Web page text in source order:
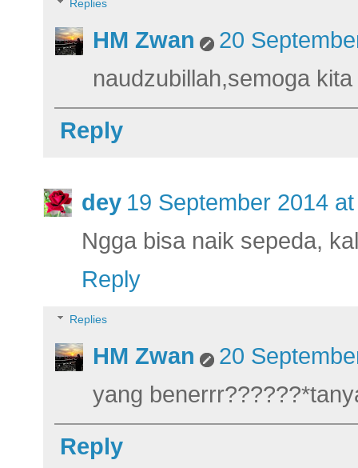
Replies
HM Zwan
20
naudzubillah,semoga
Reply
dey 19 September 2014
Ngga bisa naik sepeda,
Reply
Replies
HM Zwan
20
yang
Reply